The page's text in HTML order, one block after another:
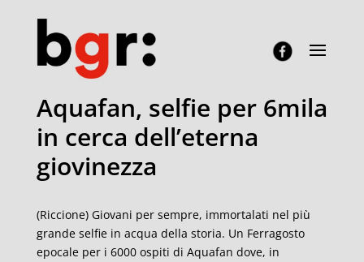
Aquafan, selfie per 6mila
in cerca dell’eterna
giovinezza
(Riccione) Giovani per sempre, immortalati nel più
grande selfie in acqua della storia. Un Ferragosto
epocale per i 6000 ospiti di Aquafan dove, in